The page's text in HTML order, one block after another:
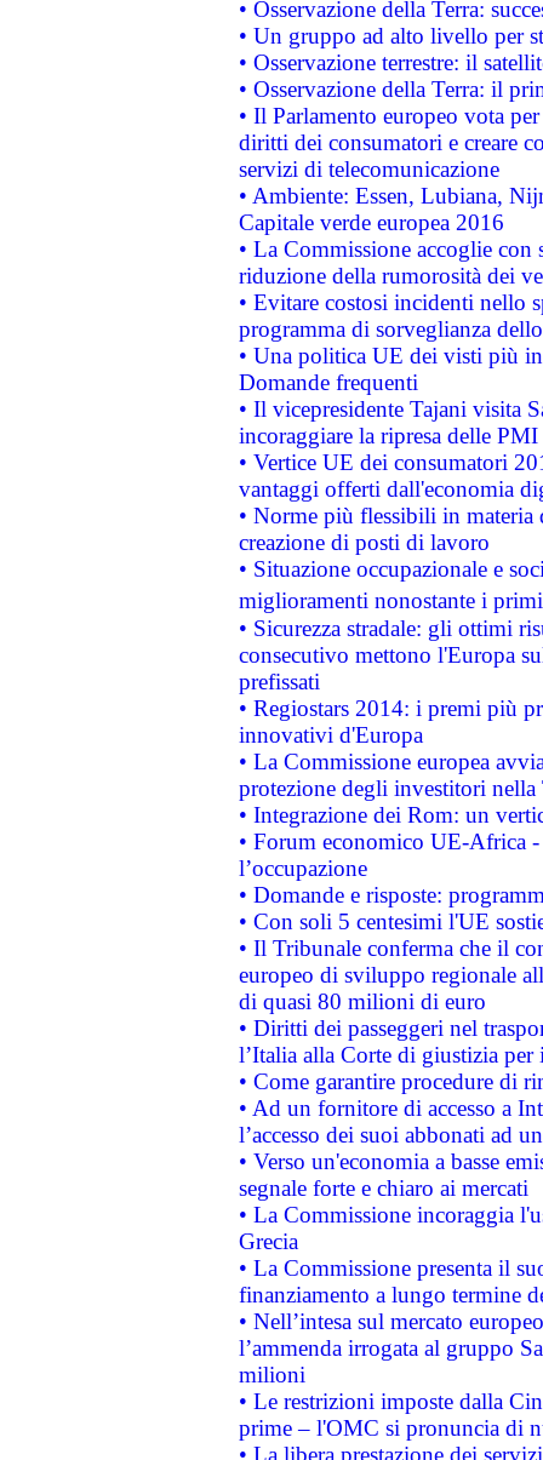
• Osservazione della Terra:
• Un gruppo ad alto livello per
• Osservazione terrestre: il
• Osservazione della Terra: il
• Il Parlamento europeo vota
diritti dei consumatori e creare
servizi di telecomunicazione
• Ambiente: Essen, Lubiana,
Capitale verde europea 2016
• La Commissione accoglie
riduzione della rumorosità dei
• Evitare costosi incidenti nello
programma di sorveglianza
• Una politica UE dei visti più
Domande frequenti
• Il vicepresidente Tajani visita
incoraggiare la ripresa delle
• Vertice UE dei consumatori
vantaggi offerti dall'economia
• Norme più flessibili in materia
creazione di posti di lavoro
• Situazione occupazionale e
miglioramenti nonostante i
• Sicurezza stradale: gli ottimi
consecutivo mettono l'Europa
prefissati
• Regiostars 2014: i premi più
innovativi d'Europa
• La Commissione europea
protezione degli investitori
• Integrazione dei Rom: un
• Forum economico UE-Africa -
l’occupazione
• Domande e risposte:
• Con soli 5 centesimi l'UE
• Il Tribunale conferma che il
europeo di sviluppo regionale
di quasi 80 milioni di euro
• Diritti dei passeggeri nel
l’Italia alla Corte di giustizia
• Come garantire procedure di
• Ad un fornitore di accesso a
l’accesso dei suoi abbonati ad
• Verso un'economia a basse
segnale forte e chiaro ai mercati
• La Commissione incoraggia
Grecia
• La Commissione presenta il
finanziamento a lungo termine
• Nell’intesa sul mercato
l’ammenda irrogata al gruppo
milioni
• Le restrizioni imposte dalla
prime – l'OMC si pronuncia di
• La libera prestazione dei